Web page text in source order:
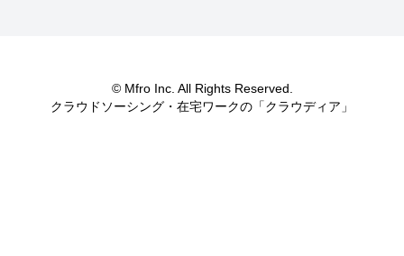
© Mfro Inc. All Rights Reserved.
クラウドソーシング・在宅ワークの「クラウディア」